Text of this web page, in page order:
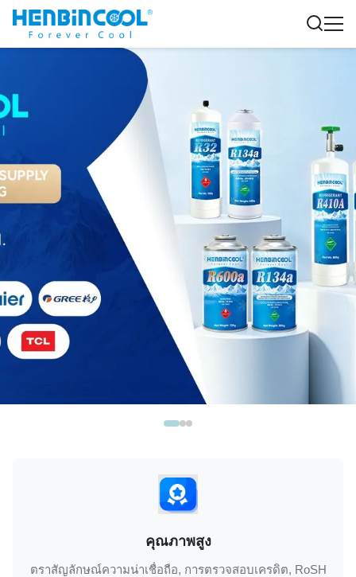
คุณภาพสูง
ตราสัญลักษณ์ความน่าเชื่อถือ, การตรวจสอบเครดิต, RoSH